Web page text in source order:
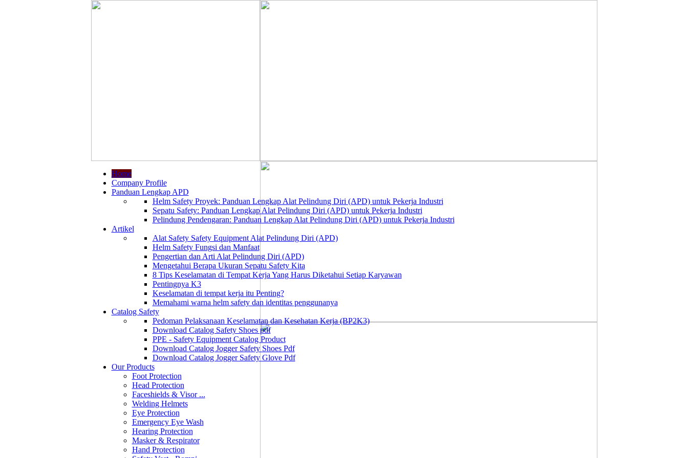
Home
Company Profile
Panduan Lengkap APD
Helm Safety Proyek: Panduan Lengkap Alat Pelindung Diri (APD) untuk Pekerja Industri
Sepatu Safety: Panduan Lengkap Alat Pelindung Diri (APD) untuk Pekerja Industri
Pelindung Pendengaran: Panduan Lengkap Alat Pelindung Diri (APD) untuk Pekerja Industri
Artikel
Alat Safety Safety Equipment Alat Pelindung Diri (APD)
Helm Safety Fungsi dan Manfaat
Pengertian dan Arti Alat Pelindung Diri (APD)
Mengetahui Berapa Ukuran Sepatu Safety Kita
8 Tips Keselamatan di Tempat Kerja Yang Harus Diketahui Setiap Karyawan
Pentingnya K3
Keselamatan di tempat kerja itu Penting?
Memahami warna helm safety dan identitas penggunanya
Catalog Safety
Pedoman Pelaksanaan Keselamatan dan Kesehatan Kerja (BP2K3)
Download Catalog Safety Shoes pdf
PPE - Safety Equipment Catalog Product
Download Catalog Jogger Safety Shoes Pdf
Download Catalog Jogger Safety Glove Pdf
Our Products
Foot Protection
Head Protection
Faceshields & Visor ...
Welding Helmets
Eye Protection
Emergency Eye Wash
Hearing Protection
Masker & Respirator
Hand Protection